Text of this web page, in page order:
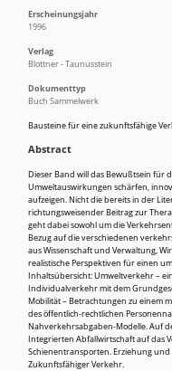
Bausteine für eine zukunftsfähige
Abstract
Dieser Band will das Bewußtsein für
Umweltauswirkungen schärfen,
aufzeigen. Nicht die bereits in der
richtungsweisender Beitrag zur
geht dabei sowohl um die
Bezug auf die verschiedenen
aus Wissenschaft und Verwaltung,
realistische Perspektiven für einen
Inhaltsübersicht: Umweltverkehr –
Individualverkehr mit dem
Mobilität – Betrachtungen zu einem
des öffentlich-rechtlichen
Nahverkehrsabgaben-Modelle. Auf
Integrierten Abfallwirtschaft auf das
Schienentransporten. Erziehung
Zukunftsfähiger Verkehr.
Erscheinungsjahr
1996
Verlag
Blottner - Taunusstein
Dokumenttyp
Buch Sammelwerk